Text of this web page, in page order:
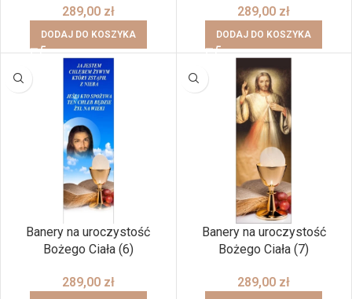
289,00 zł
DODAJ DO KOSZYKA
289,00 zł
DODAJ DO KOSZYKA
Banery na uroczystość
Bożego Ciała (6)
289,00 zł
Banery na uroczystość
Bożego Ciała (7)
289,00 zł